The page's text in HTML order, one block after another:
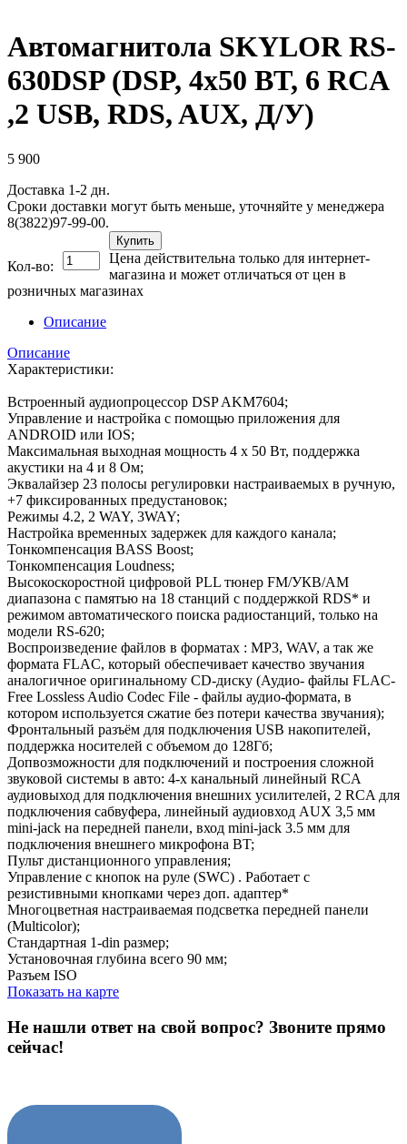
Автомагнитола SKYLOR RS-
630DSP (DSP, 4x50 BT, 6 RCA
,2 USB, RDS, AUX, Д/У)
5 900
Доставка 1-2 дн.
Сроки доставки могут быть меньше, уточняйте у менеджера
8(3822)97-99-00.
Кол-во:
Купить
Цена действительна только для интернет-
магазина и может отличаться от цен в
розничных магазинах
Описание
Описание
Характеристики:
Встроенный аудиопроцессор DSP AKM7604;
Управление и настройка с помощью приложения для
ANDROID или IOS;
Максимальная выходная мощность 4 х 50 Вт, поддержка
акустики на 4 и 8 Ом;
Эквалайзер 23 полосы регулировки настраиваемых в ручную,
+7 фиксированных предустановок;
Режимы 4.2, 2 WAY, 3WAY;
Настройка временных задержек для каждого канала;
Тонкомпенсация BASS Boost;
Тонкомпенсация Loudness;
Высокоскоростной цифровой PLL тюнер FM/УКВ/АМ
диапазона с памятью на 18 станций с поддержкой RDS* и
режимом автоматического поиска радиостанций, только на
модели RS-620;
Воспроизведение файлов в форматах : MP3, WAV, а так же
формата FLAC, который обеспечивает качество звучания
аналогичное оригинальному CD-диску (Аудио- файлы FLAC-
Free Lossless Audio Codec File - файлы аудио-формата, в
котором используется сжатие без потери качества звучания);
Фронтальный разъём для подключения USB накопителей,
поддержка носителей с объемом до 128Гб;
Допвозможности для подключений и построения сложной
звуковой системы в авто: 4-х канальный линейный RCA
аудиовыход для подключения внешних усилителей, 2 RCA для
подключения сабвуфера, линейный аудиовход AUX 3,5 мм
mini-jack на передней панели, вход mini-jack 3.5 мм для
подключения внешнего микрофона BT;
Пульт дистанционного управления;
Управление с кнопок на руле (SWC) . Работает с
резистивными кнопками через доп. адаптер*
Многоцветная настраиваемая подсветка передней панели
(Multicolor);
Стандартная 1-din размер;
Установочная глубина всего 90 мм;
Разъем ISO
Показать на карте
Не нашли ответ на свой вопрос? Звоните прямо
сейчас!